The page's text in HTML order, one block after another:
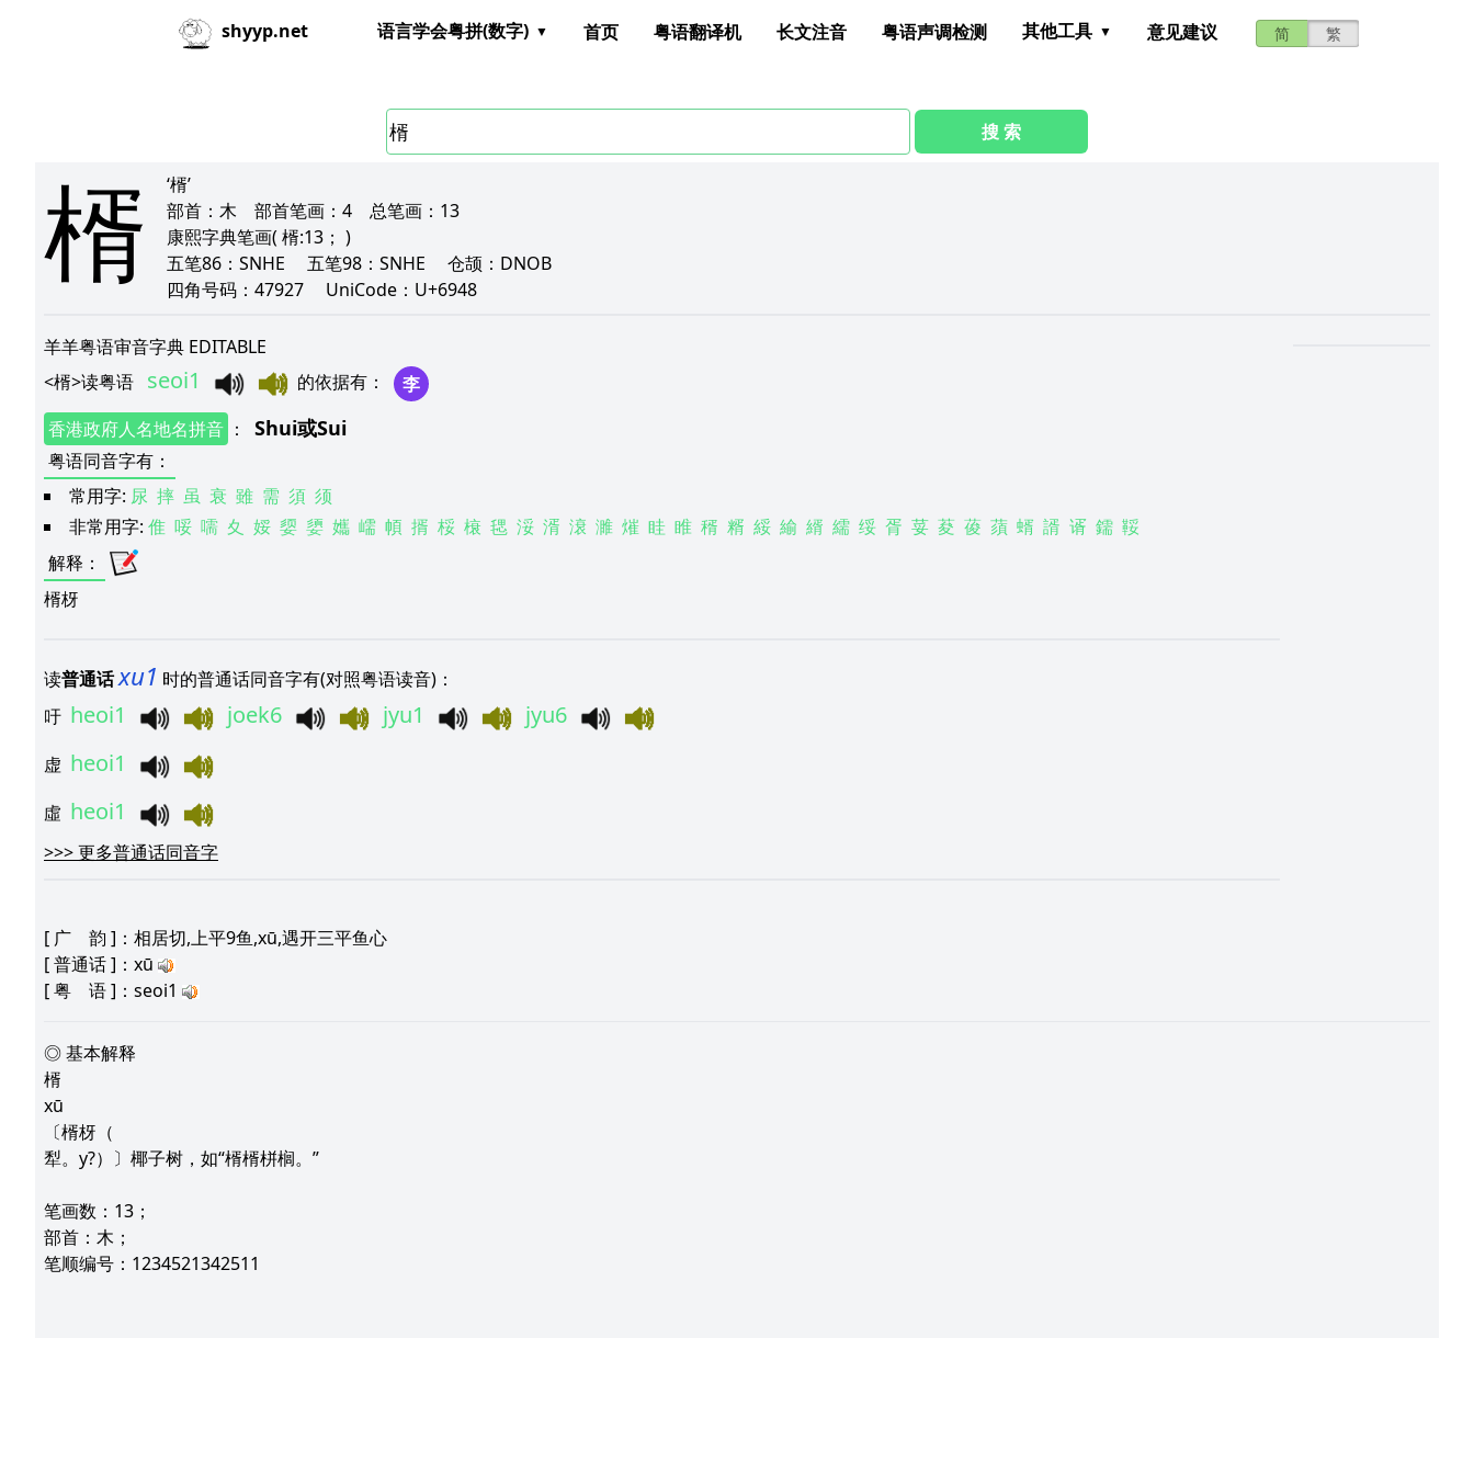
shyyp.net 简 繁
语言学会粤拼(数字) 首页 粤语翻译机 长文注音 粤语声调检测 其他工具 意见建议
搜 索
楈
‘楈’
部首： 木 部首笔画： 4 总笔画： 13
康熙字典笔画( 楈:13； )
五笔86： SNHE 五笔98： SNHE 仓颉： DNOB
四角号码： 47927 UniCode： U+6948
羊羊粤语审音字典 EDITABLE
<楈>读粤语 seoi1 的依据有 ：
李
香港政府人名地名拼音 ： Shui或Sui
粤语同音字有 ：
常用字: 尿 摔 虽 衰 雖 需 須 须
非常用字: 倠 哸 嚅 夊 娞 媭 嬃 孈 嶿 幁 揟 桵 榱 毸 浽 湑 滖 濉 熣 眭 睢 稰 糈 綏 緰 縃 繻 绥 胥 荽 荾 葰 蕦 蝑 諝 谞 鑐 鞖
解释 ：
楈枒
读普通话xu1 时的普通话同音字有(对照粤语读音)：
吁 heoi1 joek6 jyu1 jyu6
虚 heoi1
虛 heoi1
>>>更多普通话同音字
[ 广 韵 ]：相居切,上平9鱼,xū,遇开三平鱼心
[普通话]：xū
[粤 语]：seoi1
◎ 基本解释
楈
xū
〔楈枒（
犁。y?）〕椰子树，如“楈楈栟榈。”
笔画数：13；
部首：木；
笔顺编号：1234521342511